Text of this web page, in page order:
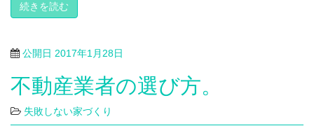
続きを読む
公開日 2017年1月28日
不動産業者の選び方。
失敗しない家づくり